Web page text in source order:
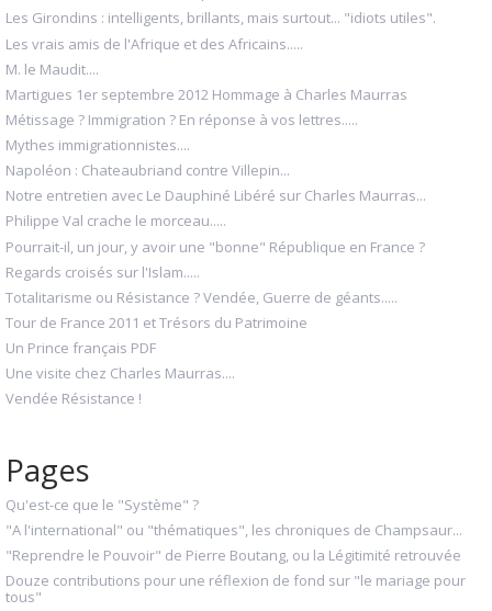
Les Girondins : intelligents, brillants, mais surtout... "idiots utiles".
Les vrais amis de l'Afrique et des Africains.....
M. le Maudit....
Martigues 1er septembre 2012 Hommage à Charles Maurras
Métissage ? Immigration ? En réponse à vos lettres.....
Mythes immigrationnistes....
Napoléon : Chateaubriand contre Villepin...
Notre entretien avec Le Dauphiné Libéré sur Charles Maurras...
Philippe Val crache le morceau.....
Pourrait-il, un jour, y avoir une "bonne" République en France ?
Regards croisés sur l'Islam.....
Totalitarisme ou Résistance ? Vendée, Guerre de géants.....
Tour de France 2011 et Trésors du Patrimoine
Un Prince français PDF
Une visite chez Charles Maurras....
Vendée Résistance !
Pages
Qu'est-ce que le "Système" ?
"A l'international" ou "thématiques", les chroniques de Champsaur...
"Reprendre le Pouvoir" de Pierre Boutang, ou la Légitimité retrouvée
Douze contributions pour une réflexion de fond sur "le mariage pour
tous"